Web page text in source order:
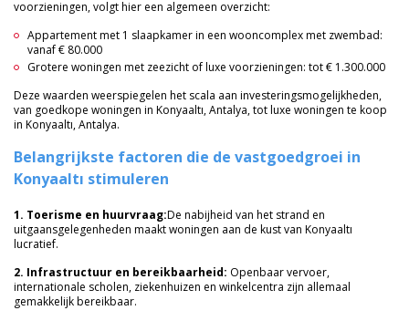
voorzieningen, volgt hier een algemeen overzicht:
Appartement met 1 slaapkamer in een wooncomplex met zwembad:
vanaf € 80.000
Grotere woningen met zeezicht of luxe voorzieningen: tot € 1.300.000
Deze waarden weerspiegelen het scala aan investeringsmogelijkheden,
van goedkope woningen in Konyaaltı, Antalya, tot luxe woningen te koop
in Konyaaltı, Antalya.
Belangrijkste factoren die de vastgoedgroei in
Konyaaltı stimuleren
1. Toerisme en huurvraag:De nabijheid van het strand en
uitgaansgelegenheden maakt woningen aan de kust van Konyaaltı
lucratief.
2. Infrastructuur en bereikbaarheid: Openbaar vervoer,
internationale scholen, ziekenhuizen en winkelcentra zijn allemaal
gemakkelijk bereikbaar.